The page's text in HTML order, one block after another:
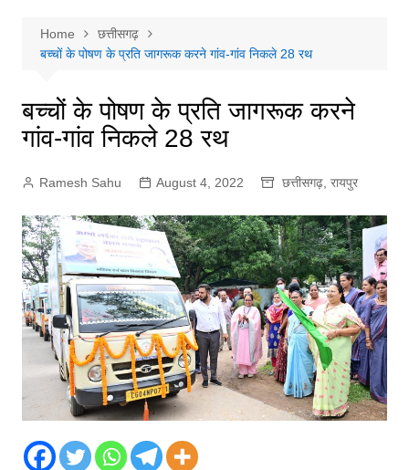
Home
छत्तीसगढ़
बच्चों के पोषण के प्रति जागरूक करने गांव-गांव निकले 28 रथ
बच्चों के पोषण के प्रति जागरूक करने
गांव-गांव निकले 28 रथ
Ramesh Sahu August 4, 2022 छत्तीसगढ़, रायपुर